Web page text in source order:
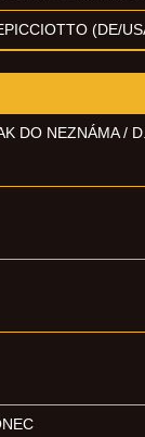
(DE/
DO NEZNÁMA /